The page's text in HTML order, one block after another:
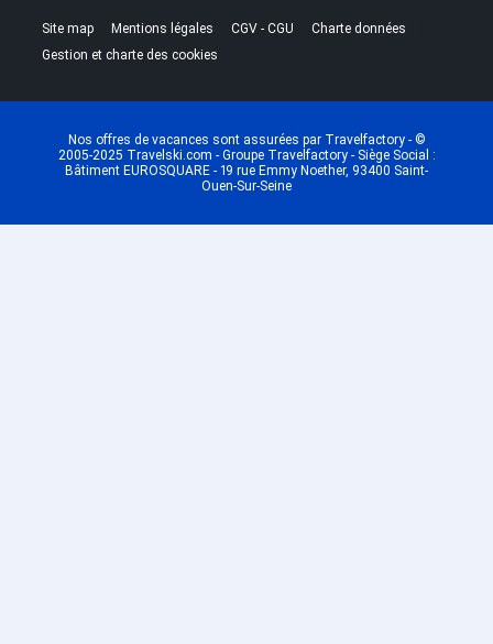
Site map |Mentions légales |CGV - CGU |Charte données
Gestion et charte des cookies
Nos offres de vacances sont assurées par Travelfactory - ©
2005-2025 Travelski.com - Groupe Travelfactory - Siège Social :
Bâtiment EUROSQUARE - 19 rue Emmy Noether, 93400 Saint-
Ouen-Sur-Seine